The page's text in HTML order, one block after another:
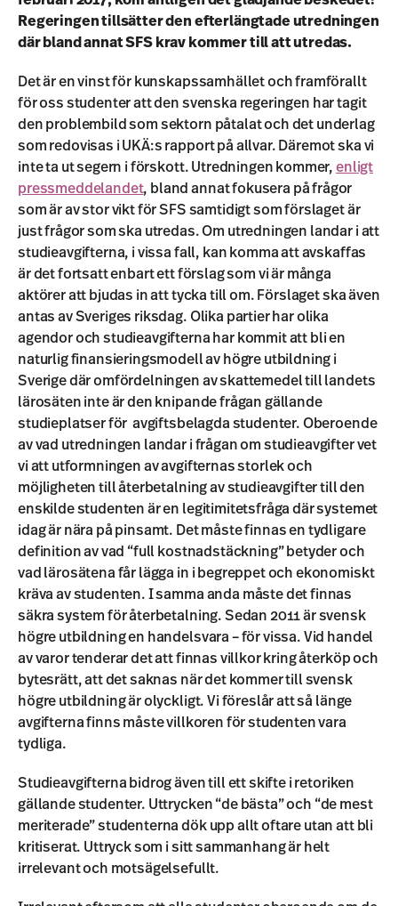
Regeringen tillsätter den efterlängtade utredningen
där bland annat SFS krav kommer till att utredas.
Det är en vinst för kunskapssamhället och framförallt
för oss studenter att den svenska regeringen har tagit
den problembild som sektorn påtalat och det underlag
som redovisas i UKÄ:s rapport på allvar. Däremot ska vi
inte ta ut segern i förskott. Utredningen kommer, enligt
pressmeddelandet, bland annat fokusera på frågor
som är av stor vikt för SFS samtidigt som förslaget är
just frågor som ska utredas. Om utredningen landar i att
studieavgifterna, i vissa fall, kan komma att avskaffas
är det fortsatt enbart ett förslag som vi är många
aktörer att bjudas in att tycka till om. Förslaget ska även
antas av Sveriges riksdag. Olika partier har olika
agendor och studieavgifterna har kommit att bli en
naturlig finansieringsmodell av högre utbildning i
Sverige där omfördelningen av skattemedel till landets
lärosäten inte är den knipande frågan gällande
studieplatser för avgiftsbelagda studenter. Oberoende
av vad utredningen landar i frågan om studieavgifter vet
vi att utformningen av avgifternas storlek och
möjligheten till återbetalning av studieavgifter till den
enskilde studenten är en legitimitetsfråga där systemet
idag är nära på pinsamt. Det måste finnas en tydligare
definition av vad “full kostnadstäckning” betyder och
vad lärosätena får lägga in i begreppet och ekonomiskt
kräva av studenten. I samma anda måste det finnas
säkra system för återbetalning. Sedan 2011 är svensk
högre utbildning en handelsvara – för vissa. Vid handel
av varor tenderar det att finnas villkor kring återköp och
bytesrätt, att det saknas när det kommer till svensk
högre utbildning är olyckligt. Vi föreslår att så länge
avgifterna finns måste villkoren för studenten vara
tydliga.
Studieavgifterna bidrog även till ett skifte i retoriken
gällande studenter. Uttrycken “de bästa” och “de mest
meriterade” studenterna dök upp allt oftare utan att bli
kritiserat. Uttryck som i sitt sammanhang är helt
irrelevant och motsägelsefullt.